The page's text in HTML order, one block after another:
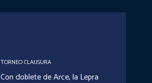
TORNEO CLAUSURA
Con doblete de Arce, la Lepra